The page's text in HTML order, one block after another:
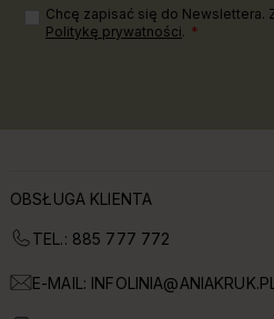
Chcę zapisać się do Newslettera.
Politykę prywatności.
OBSŁUGA KLIENTA
TEL.: 885 777 772
E-MAIL: INFOLINIA@ANIAKRUK.PL